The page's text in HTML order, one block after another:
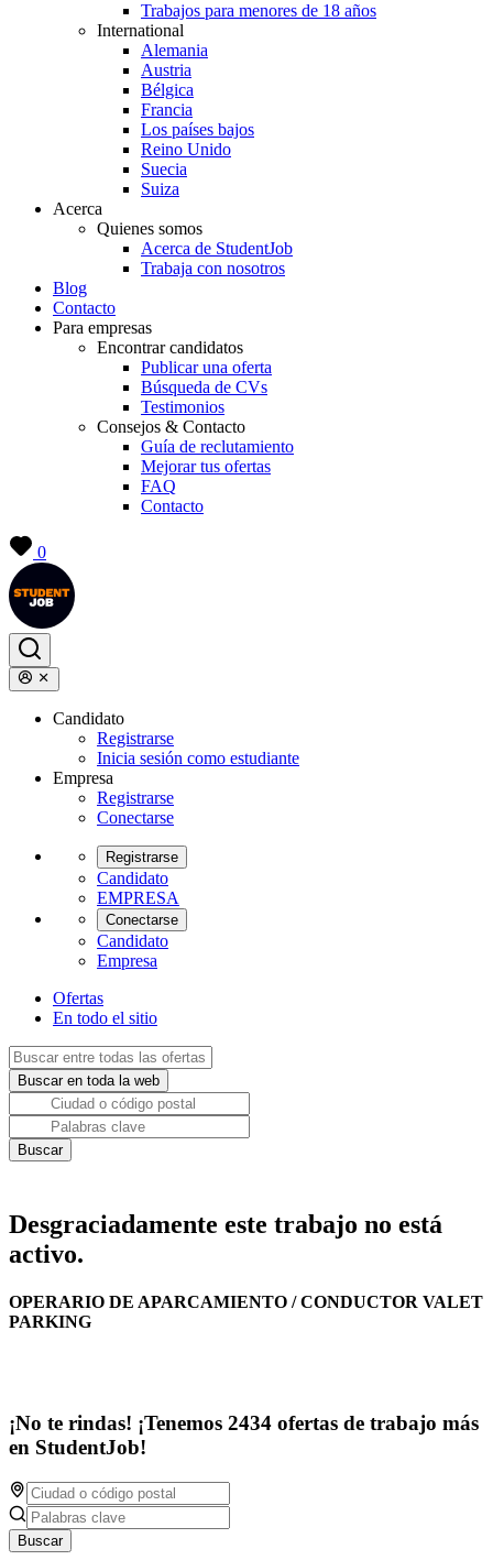
Trabajos para menores de 18 años
International
Alemania
Austria
Bélgica
Francia
Los países bajos
Reino Unido
Suecia
Suiza
Acerca
Quienes somos
Acerca de StudentJob
Trabaja con nosotros
Blog
Contacto
Para empresas
Encontrar candidatos
Publicar una oferta
Búsqueda de CVs
Testimonios
Consejos & Contacto
Guía de reclutamiento
Mejorar tus ofertas
FAQ
Contacto
0
Candidato
Registrarse
Inicia sesión como estudiante
Empresa
Registrarse
Conectarse
Registrarse
Candidato
EMPRESA
Conectarse
Candidato
Empresa
Ofertas
En todo el sitio
Desgraciadamente este trabajo no está
activo.
OPERARIO DE APARCAMIENTO / CONDUCTOR VALET
PARKING
¡No te rindas! ¡Tenemos 2434 ofertas de trabajo más
en StudentJob!
Buscar